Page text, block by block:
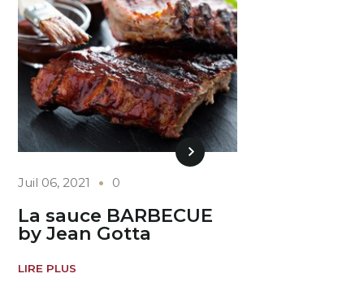
Juil 06, 2021 0
La sauce BARBECUE
by Jean Gotta
LIRE PLUS